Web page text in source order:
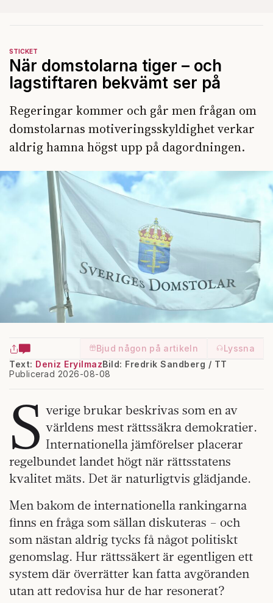
STICKET
När domstolarna tiger – och
lagstiftaren bekvämt ser på
Regeringar kommer och går men frågan om
domstolarnas motiveringsskyldighet verkar
aldrig hamna högst upp på dagordningen.
Bjud någon på artikeln
Lyssna
Text: Deniz Eryilmaz
Publicerad 2026-08-08
Bild: Fredrik Sandberg / TT
S verige brukar beskrivas som en av
världens mest rättssäkra demokratier.
Internationella jämförelser placerar
regelbundet landet högt när rättsstatens
kvalitet mäts. Det är naturligtvis glädjande.
Men bakom de internationella rankingarna
finns en fråga som sällan diskuteras – och
som nästan aldrig tycks få något politiskt
genomslag. Hur rättssäkert är egentligen ett
system där överrätter kan fatta avgöranden
utan att redovisa hur de har resonerat?